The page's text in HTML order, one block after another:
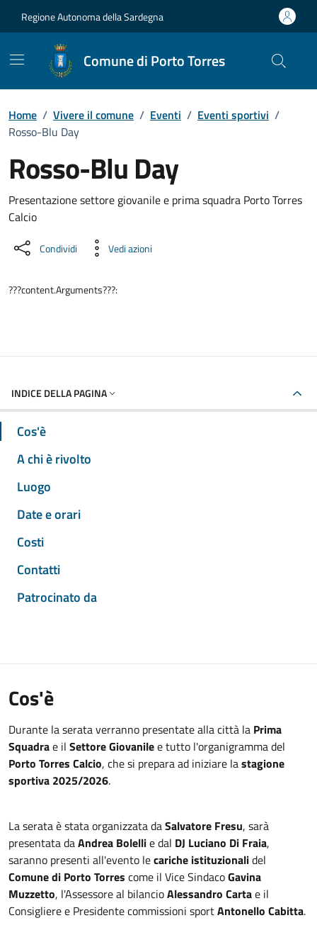
Regione Autonoma della Sardegna
Comune di Porto Torres
Home / Vivere il comune / Eventi / Eventi sportivi /
Rosso-Blu Day
Rosso-Blu Day
Dettaglio dell'evento
Presentazione settore giovanile e prima squadra Porto Torres
Calcio
Condividi Vedi azioni
???content.Arguments???:
INDICE DELLA PAGINA
Cos'è
A chi è rivolto
Luogo
Date e orari
Costi
Contatti
Patrocinato da
Cos'è
Durante la serata verranno presentate alla città la Prima
Squadrae il Settore Giovanilee tutto l'organigramma del
Porto Torres Calcio, che si prepara ad iniziare lastagione
sportiva 2025/2026.
La serata è stata organizzata daSalvatore Fresu, sarà
presentata daAndrea Bolellie dal DJ Luciano Di Fraia,
saranno presenti all'evento lecariche istituzionalidel
Comune di Porto Torres come il Vice SindacoGavina
Muzzetto, l'Assessore al bilancioAlessandro Cartae il
Consigliere e Presidente commissioni sportAntonello Cabitta.